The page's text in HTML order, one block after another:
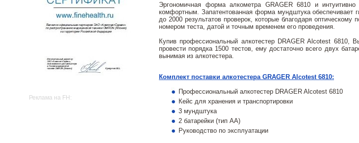
Реклама на FH:
Эргономичная форма алкометра GRAGER 6810 и
комфортным. Запатентованная форма мундштука обеспечивает
до 2000 результатов проверок, которые благодаря
номером теста, датой и точным временем его проведения.
Купив профессиональный алкотестер DRAGER Alcotest 6810,
провести порядка 1500 тестов, ему достаточно всего двух
вынимая из алкотестера.
Комплект поставки алкотестера GRAGER Alcotest 6810:
Профессиональный алкотестер DRAGER Alcotest 6810
Кейс для хранения и транспортировки
3 мундштука
2 батарейки (тип АА)
Руководство по эксплуатации